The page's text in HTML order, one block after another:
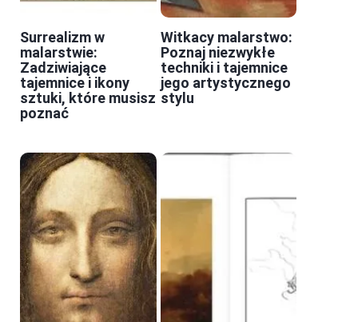
Surrealizm w
malarstwie:
Zadziwiające
tajemnice i ikony
sztuki, które musisz
poznać
Witkacy malarstwo:
Poznaj niezwykłe
techniki i tajemnice
jego artystycznego
stylu